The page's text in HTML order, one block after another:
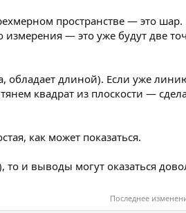
пространстве — это шар.
измерения — это уже будут две
обладает длиной). Если уже
квадрат из плоскости —
как может показаться.
и выводы могут оказаться
Последнее